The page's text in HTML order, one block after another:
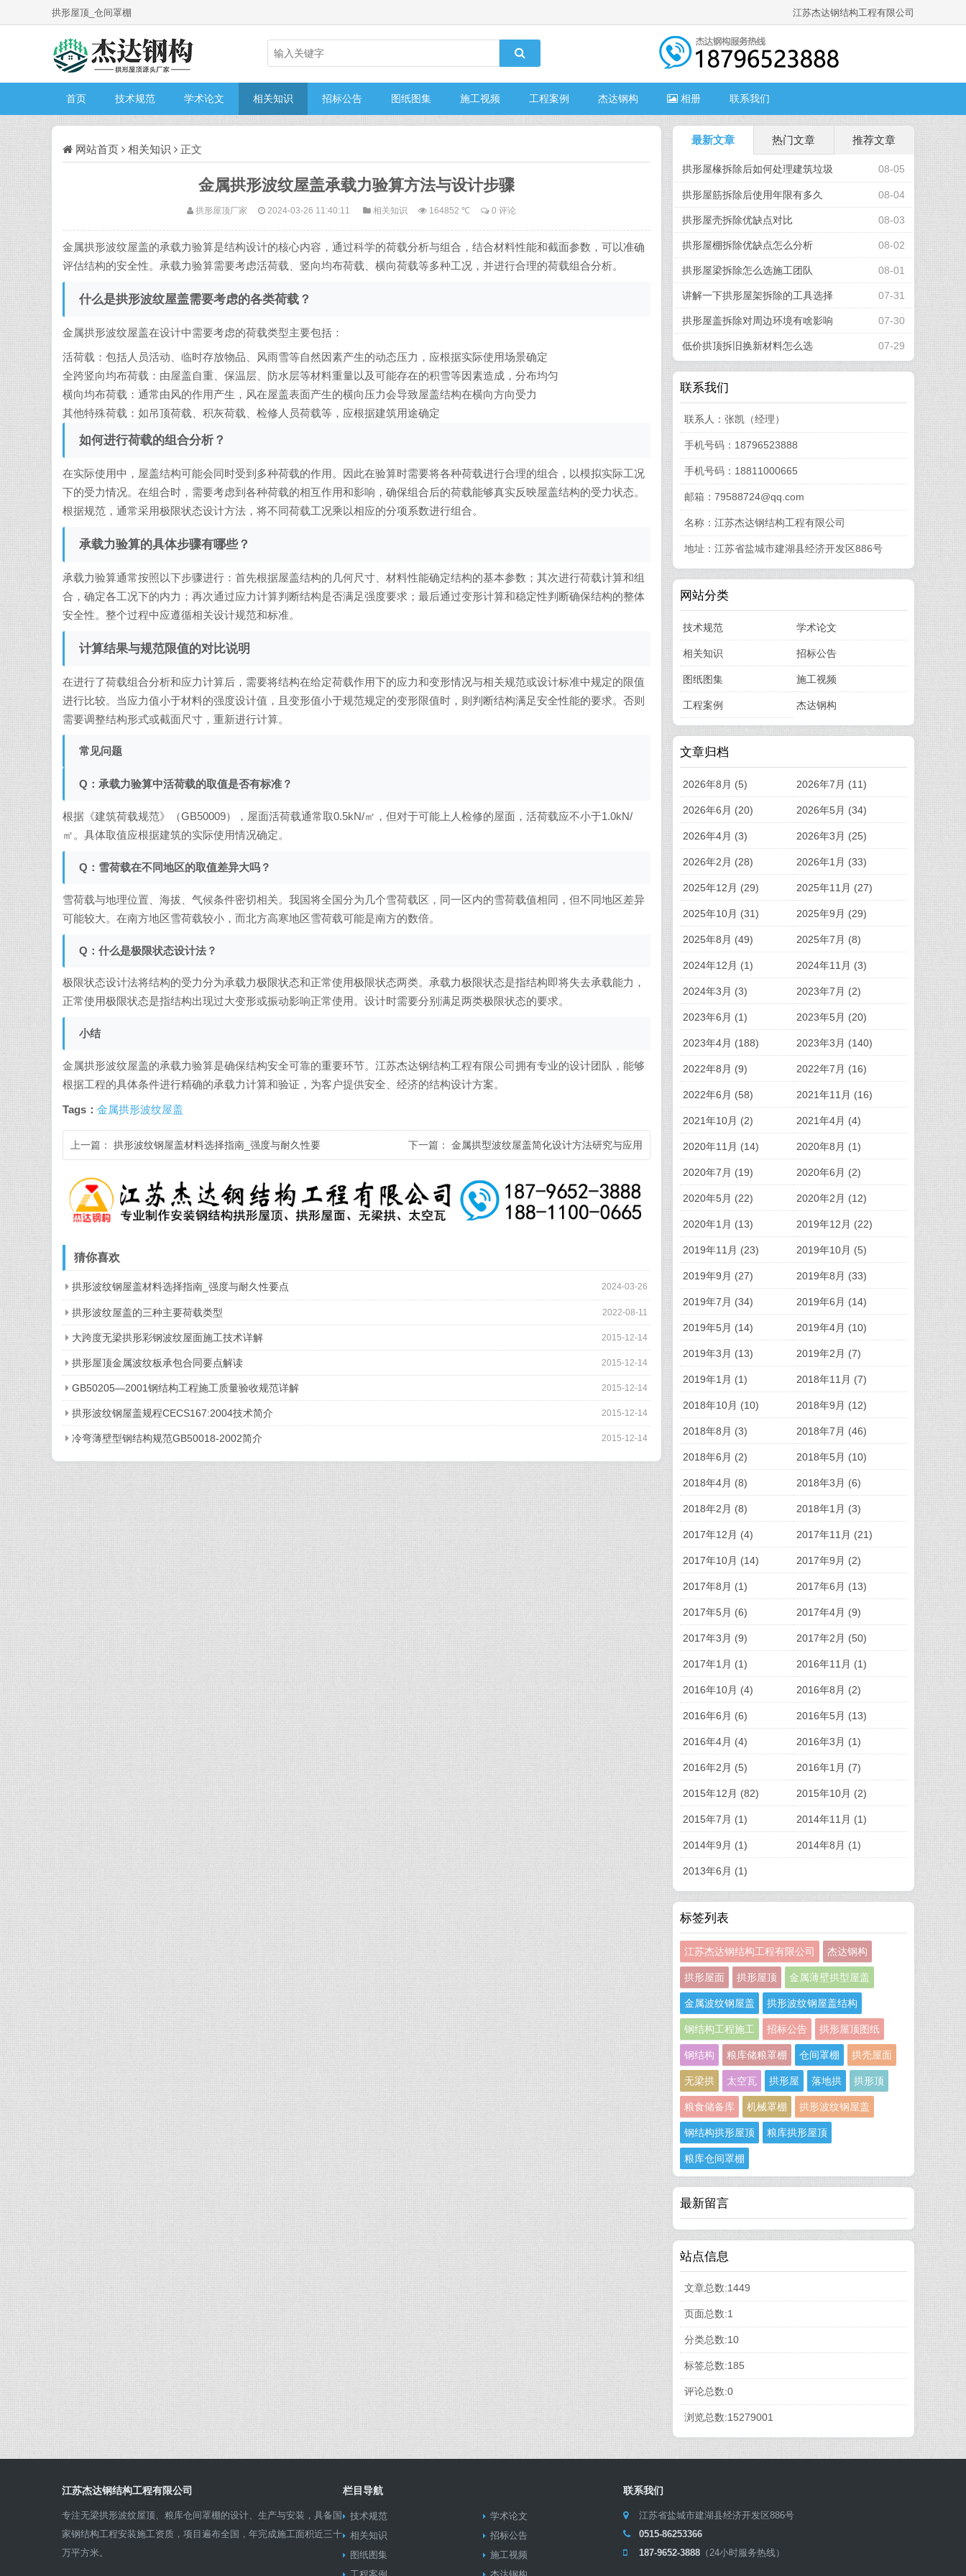
拱形屋顶_仓间罩棚 江苏杰达钢结构工程有限公司
首页 技术规范 学术论文 相关知识 招标公告 图纸图集 施工视频 工程案例 杰达钢构 相册 联系我们
网站首页 相关知识 正文
金属拱形波纹屋盖承载力验算方法与设计步骤
拱形屋顶厂家 2024-03-26 11:40:11 相关知识 164852 ℃ 0 评论
金属拱形波纹屋盖的承载力验算是结构设计的核心内容，通过科学的荷载分析与组合，结合材料性能和截面参数，可以准确
评估结构的安全性。承载力验算需要考虑活荷载、竖向均布荷载、横向荷载等多种工况，并进行合理的荷载组合分析。
什么是拱形波纹屋盖需要考虑的各类荷载？
金属拱形波纹屋盖在设计中需要考虑的荷载类型主要包括：
活荷载：包括人员活动、临时存放物品、风雨雪等自然因素产生的动态压力，应根据实际使用场景确定
全跨竖向均布荷载：由屋盖自重、保温层、防水层等材料重量以及可能存在的积雪等因素造成，分布均匀
横向均布荷载：通常由风的作用产生，风在屋盖表面产生的横向压力会导致屋盖结构在横向方向受力
其他特殊荷载：如吊顶荷载、积灰荷载、检修人员荷载等，应根据建筑用途确定
如何进行荷载的组合分析？
在实际使用中，屋盖结构可能会同时受到多种荷载的作用。因此在验算时需要将各种荷载进行合理的组合，以模拟实际工况
下的受力情况。在组合时，需要考虑到各种荷载的相互作用和影响，确保组合后的荷载能够真实反映屋盖结构的受力状态。
根据规范，通常采用极限状态设计方法，将不同荷载工况乘以相应的分项系数进行组合。
承载力验算的具体步骤有哪些？
承载力验算通常按照以下步骤进行：首先根据屋盖结构的几何尺寸、材料性能确定结构的基本参数；其次进行荷载计算和组
合，确定各工况下的内力；再次通过应力计算判断结构是否满足强度要求；最后通过变形计算和稳定性判断确保结构的整体
安全性。整个过程中应遵循相关设计规范和标准。
计算结果与规范限值的对比说明
在进行了荷载组合分析和应力计算后，需要将结构在给定荷载作用下的应力和变形情况与相关规范或设计标准中规定的限值
进行比较。当应力值小于材料的强度设计值，且变形值小于规范规定的变形限值时，则判断结构满足安全性能的要求。否则
需要调整结构形式或截面尺寸，重新进行计算。
常见问题
Q：承载力验算中活荷载的取值是否有标准？
根据《建筑荷载规范》（GB50009），屋面活荷载通常取0.5kN/㎡，但对于可能上人检修的屋面，活荷载应不小于1.0kN/
㎡。具体取值应根据建筑的实际使用情况确定。
Q：雪荷载在不同地区的取值差异大吗？
雪荷载与地理位置、海拔、气候条件密切相关。我国将全国分为几个雪荷载区，同一区内的雪荷载值相同，但不同地区差异
可能较大。在南方地区雪荷载较小，而北方高寒地区雪荷载可能是南方的数倍。
Q：什么是极限状态设计法？
极限状态设计法将结构的受力分为承载力极限状态和正常使用极限状态两类。承载力极限状态是指结构即将失去承载能力，
正常使用极限状态是指结构出现过大变形或振动影响正常使用。设计时需要分别满足两类极限状态的要求。
小结
金属拱形波纹屋盖的承载力验算是确保结构安全可靠的重要环节。江苏杰达钢结构工程有限公司拥有专业的设计团队，能够
根据工程的具体条件进行精确的承载力计算和验证，为客户提供安全、经济的结构设计方案。
Tags： 金属拱形波纹屋盖
上一篇： 拱形波纹钢屋盖材料选择指南_强度与耐久性要 下一篇：金属拱型波纹屋盖简化设计方法研究与应用
猜你喜欢
2024-03-26
拱形波纹钢屋盖材料选择指南_强度与耐久性要点
2022-08-11
拱形波纹屋盖的三种主要荷载类型
2015-12-14
大跨度无梁拱形彩钢波纹屋面施工技术详解
2015-12-14
拱形屋顶金属波纹板承包合同要点解读
2015-12-14
GB50205—2001钢结构工程施工质量验收规范详解
2015-12-14
拱形波纹钢屋盖规程CECS167:2004技术简介
2015-12-14
冷弯薄壁型钢结构规范GB50018-2002简介
最新文章 热门文章 推荐文章
08-05
拱形屋椽拆除后如何处理建筑垃圾
08-04
拱形屋筋拆除后使用年限有多久
08-03
拱形屋壳拆除优缺点对比
08-02
拱形屋棚拆除优缺点怎么分析
08-01
拱形屋梁拆除怎么选施工团队
07-31
讲解一下拱形屋架拆除的工具选择
07-30
拱形屋盖拆除对周边环境有啥影响
07-29
低价拱顶拆旧换新材料怎么选
联系我们
联系人：张凯（经理）
手机号码：18796523888
手机号码：18811000665
邮箱：79588724@qq.com
名称：江苏杰达钢结构工程有限公司
地址：江苏省盐城市建湖县经济开发区886号
网站分类
技术规范 学术论文
相关知识 招标公告
图纸图集 施工视频
工程案例 杰达钢构
文章归档
2026年8月 (5) 2026年7月 (11)
2026年6月 (20) 2026年5月 (34)
2026年4月 (3) 2026年3月 (25)
2026年2月 (28) 2026年1月 (33)
2025年12月 (29) 2025年11月 (27)
2025年10月 (31) 2025年9月 (29)
2025年8月 (49) 2025年7月 (8)
2024年12月 (1) 2024年11月 (3)
2024年3月 (3) 2023年7月 (2)
2023年6月 (1) 2023年5月 (20)
2023年4月 (188) 2023年3月 (140)
2022年8月 (9) 2022年7月 (16)
2022年6月 (58) 2021年11月 (16)
2021年10月 (2) 2021年4月 (4)
2020年11月 (14) 2020年8月 (1)
2020年7月 (19) 2020年6月 (2)
2020年5月 (22) 2020年2月 (12)
2020年1月 (13) 2019年12月 (22)
2019年11月 (23) 2019年10月 (5)
2019年9月 (27) 2019年8月 (33)
2019年7月 (34) 2019年6月 (14)
2019年5月 (14) 2019年4月 (10)
2019年3月 (13) 2019年2月 (7)
2019年1月 (1) 2018年11月 (7)
2018年10月 (10) 2018年9月 (12)
2018年8月 (3) 2018年7月 (46)
2018年6月 (2) 2018年5月 (10)
2018年4月 (8) 2018年3月 (6)
2018年2月 (8) 2018年1月 (3)
2017年12月 (4) 2017年11月 (21)
2017年10月 (14) 2017年9月 (2)
2017年8月 (1) 2017年6月 (13)
2017年5月 (6) 2017年4月 (9)
2017年3月 (9) 2017年2月 (50)
2017年1月 (1) 2016年11月 (1)
2016年10月 (4) 2016年8月 (2)
2016年6月 (6) 2016年5月 (13)
2016年4月 (4) 2016年3月 (1)
2016年2月 (5) 2016年1月 (7)
2015年12月 (82) 2015年10月 (2)
2015年7月 (1) 2014年11月 (1)
2014年9月 (1) 2014年8月 (1)
2013年6月 (1)
标签列表
江苏杰达钢结构工程有限公司 杰达钢构
拱形屋面 拱形屋顶 金属薄壁拱型屋盖
金属波纹钢屋盖 拱形波纹钢屋盖结构
钢结构工程施工 招标公告 拱形屋顶图纸
钢结构 粮库储粮罩棚 仓间罩棚 拱壳屋面
无梁拱 太空瓦 拱形屋 落地拱 拱形顶
粮食储备库 机械罩棚 拱形波纹钢屋盖
钢结构拱形屋顶 粮库拱形屋顶
粮库仓间罩棚
最新留言
站点信息
文章总数:1449
页面总数:1
分类总数:10
标签总数:185
评论总数:0
浏览总数:15279001
江苏杰达钢结构工程有限公司
专注无梁拱形波纹屋顶、粮库仓间罩棚的设计、生产与安装，具备国
家钢结构工程安装施工资质，项目遍布全国，年完成施工面积近三十
万平方米。
栏目导航
技术规范
学术论文
相关知识
招标公告
图纸图集
施工视频
联系我们
江苏省盐城市建湖县经济开发区886号
0515-86253366
187-9652-3888 （24小时服务热线）